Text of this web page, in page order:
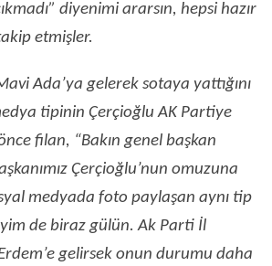
diyenimi ararsın, hepsi hazır
etmişler.
Ada’ya gelerek sotaya yattığını
tipinin Çerçioğlu AK Partiye
filan, “Bakın genel başkan
Çerçioğlu’nun omuzuna
medyada foto paylaşan aynı tip
de biraz gülün. Ak Parti İl
gelirsek onun durumu daha